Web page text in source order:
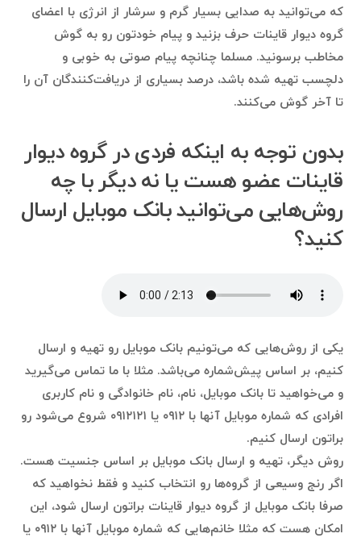
که می‌توانید به صدایی بسیار گرم و سرشار از انرژی با اعضای
گروه دیوار قاینات حرف بزنید و پیام خودتون رو به گوش
مخاطب برسونید. مسلما چنانچه پیام صوتی به خوبی و
دلچسب تهیه شده باشد، درصد بسیاری از دریافت‌کنندگان آن را
تا آخر گوش می‌کنند.
بدون توجه به اینکه فردی در گروه دیوار
قاینات عضو هست یا نه دیگر با چه
روش‌هایی می‌توانید بانک موبایل ارسال
کنید؟
یکی از روش‌هایی که می‌تونیم بانک موبایل رو تهیه و ارسال
کنیم، بر اساس پیش‌شماره می‌باشد. مثلا با ما تماس می‌گیرید
و می‌خواهید تا بانک موبایل، نام، نام خانوادگی و نام کاربری
افرادی که شماره موبایل آنها با ۰۹۱۲ یا ۰۹۱۲۱۲۱ شروع می‌شود رو
براتون ارسال کنیم.
روش دیگر، تهیه و ارسال بانک موبایل بر اساس جنسیت هست.
اگر رنج وسیعی از گروه‌ها رو انتخاب کنید و فقط نخواهید که
صرفا بانک موبایل از گروه دیوار قاینات براتون ارسال شود، این
امکان هست که مثلا خانم‌هایی که شماره موبایل آنها با ۰۹۱۲ یا